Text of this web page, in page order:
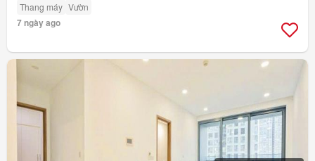
Thang máy Vườn
7 ngày ago